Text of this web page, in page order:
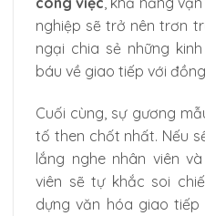
nghiệp sẽ trở nên trơn
ngại chia sẻ những
báu về giao tiếp với
Cuối cùng, sự gương
tố then chốt nhất. Nếu
lắng nghe nhân viên
viên sẽ tự khắc soi
dựng văn hóa giao